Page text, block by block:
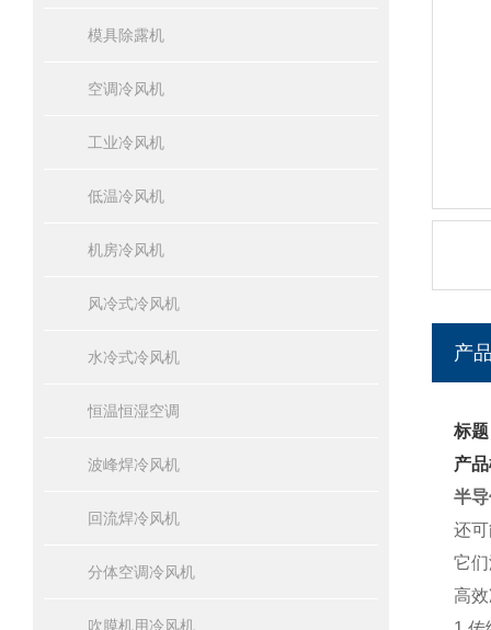
模具除露机
空调冷风机
工业冷风机
低温冷风机
机房冷风机
风冷式冷风机
水冷式冷风机
恒温恒湿空调
波峰焊冷风机
回流焊冷风机
分体空调冷风机
吹膜机用冷风机
产
标
产
半
还
它
高